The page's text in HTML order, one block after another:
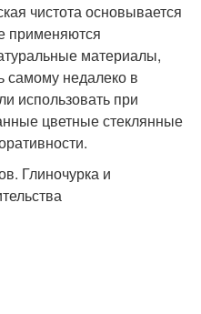
чистота основывается
применяются
материалы,
самому недалеко в
использовать при
цветные стеклянные